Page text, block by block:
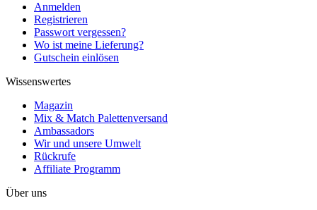
Anmelden
Registrieren
Passwort vergessen?
Wo ist meine Lieferung?
Gutschein einlösen
Wissenswertes
Magazin
Mix & Match Palettenversand
Ambassadors
Wir und unsere Umwelt
Rückrufe
Affiliate Programm
Über uns